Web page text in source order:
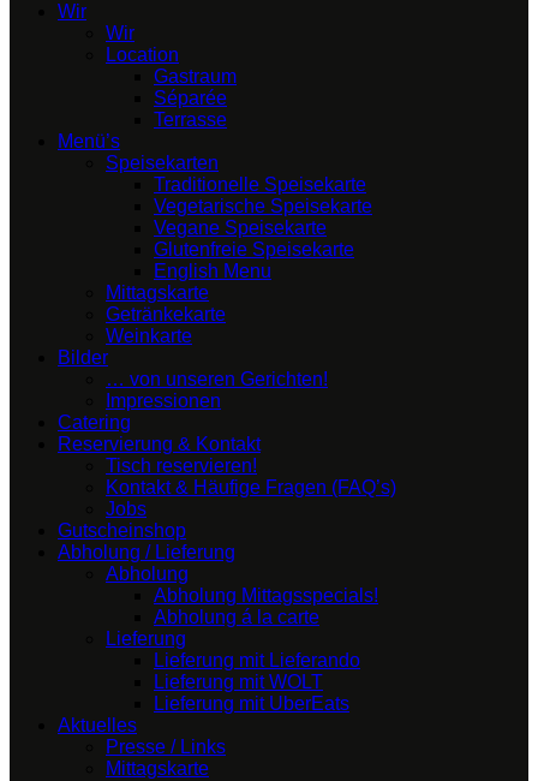
Wir
Wir
Location
Gastraum
Séparée
Terrasse
Menü’s
Speisekarten
Traditionelle Speisekarte
Vegetarische Speisekarte
Vegane Speisekarte
Glutenfreie Speisekarte
English Menu
Mittagskarte
Getränkekarte
Weinkarte
Bilder
… von unseren Gerichten!
Impressionen
Catering
Reservierung & Kontakt
Tisch reservieren!
Kontakt & Häufige Fragen (FAQ’s)
Jobs
Gutscheinshop
Abholung / Lieferung
Abholung
Abholung Mittagsspecials!
Abholung á la carte
Lieferung
Lieferung mit Lieferando
Lieferung mit WOLT
Lieferung mit UberEats
Aktuelles
Presse / Links
Mittagskarte